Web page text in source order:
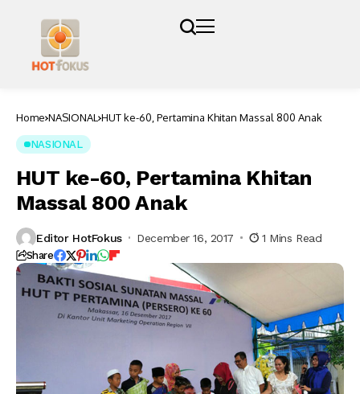
Home NASIONAL HUT ke-60, Pertamina Khitan Massal 800 Anak
NASIONAL
HUT ke-60, Pertamina Khitan
Massal 800 Anak
Editor HotFokus December 16, 2017 1 Mins Read
Share